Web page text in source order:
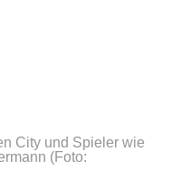
City und Spieler wie
(Foto: